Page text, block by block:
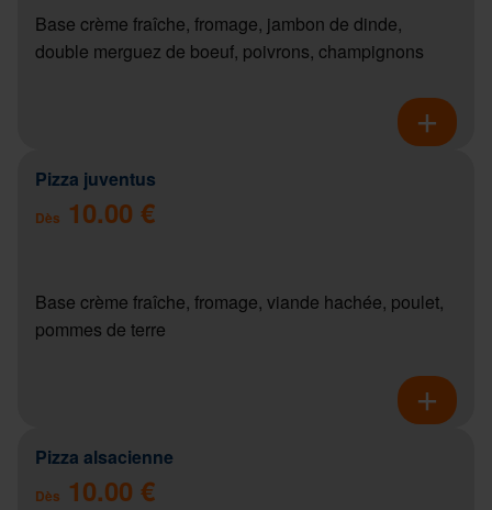
Base crème fraîche, fromage, jambon de dinde,
double merguez de boeuf, poivrons, champignons
Pizza juventus
Dès 10.00 €
Base crème fraîche, fromage, viande hachée, poulet,
pommes de terre
Pizza alsacienne
Dès 10.00 €